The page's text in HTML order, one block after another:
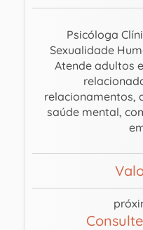
Psicóloga
Sexualidade
Atende adultos
relacionamentos,
saúde mental,